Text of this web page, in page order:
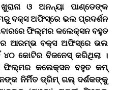
ଓ ଅନନ୍ୟା ପାଣ୍ଡେଙ୍କ
ବକ୍ସ ଅଫିସ୍‌ରେ ଭଲ ପ୍ରଦର୍ଶନ
ଫିଲ୍ମର କଲେକ୍ସନ ବହୁତ
ଆରମ୍ଭ ବକ୍ସ ଅଫିସ୍‌ରେ ଭଲ
୪୦ କୋଟିର ବିଜନେସ୍‌ କରିଥିଲା ।
ଫିଲ୍ମର କଲେକ୍ସନ ବହୁତ କମ୍‌
ନିର୍ମିିତ ଡ୍ରିମ୍‌ ଗଲ୍‌ ଦର୍ଶକଙ୍କୁ